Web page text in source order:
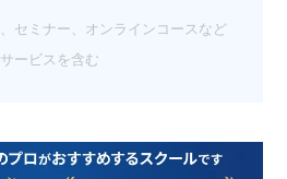
セミナー、オンラインコースなど
ービスを含む